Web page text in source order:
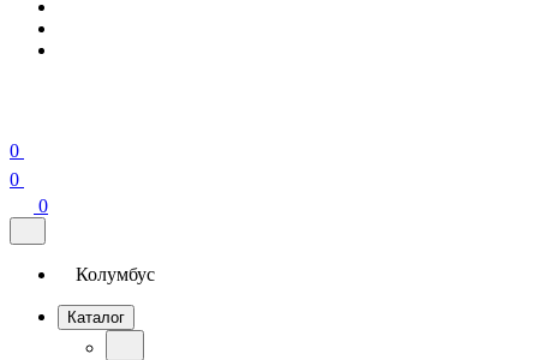
0
0
0
Колумбус
Каталог